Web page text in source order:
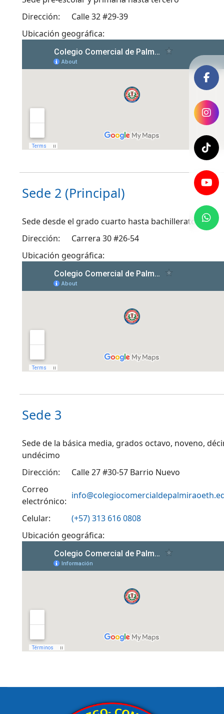
Dirección:
Calle 32 #29-39
Ubicación geográfica:
Sede 2 (Principal)
Sede desde el grado cuarto hasta bachillerato
Dirección:
Carrera 30 #26-54
Ubicación geográfica:
Sede 3
Sede de la básica media, grados octavo, noveno,
undécimo
Dirección:
Calle 27 #30-57 Barrio Nuevo
Correo
electrónico:
Celular:
(+57) 313 616 0808
Ubicación geográfica: